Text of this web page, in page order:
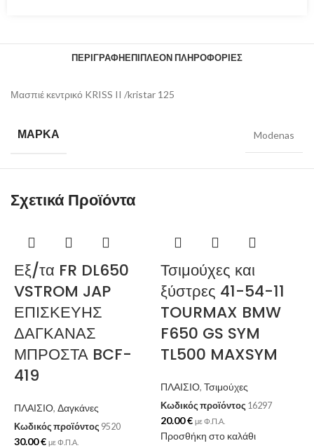
ΠΕΡΙΓΡΑΦΉΕΠΙΠΛΈΟΝ ΠΛΗΡΟΦΟΡΊΕΣ
Μασπιέ κεντρικό KRISS II /kristar 125
ΜΆΡΚΑ Modenas
Σχετικά Προϊόντα
Εξ/τα FR DL650
VSTROM JAP
ΕΠΙΣΚΕΥΗΣ
ΔΑΓΚΑΝΑΣ
ΜΠΡΟΣΤΑ BCF-
419
ΠΛΑΙΣΙΟ, Δαγκάνες
Κωδικός προϊόντος 9520
30.00€ με Φ.Π.Α.
Τσιμούχες και
ξύστρες 41-54-11
TOURMAX BMW
F650 GS SYM
TL500 MAXSYM
ΠΛΑΙΣΙΟ, Τσιμούχες
Κωδικός προϊόντος 16297
20.00€ με Φ.Π.Α.
Προσθήκη στο καλάθι